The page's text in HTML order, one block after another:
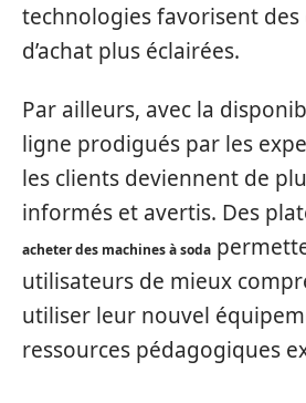
technologies favorisent des
d’achat plus éclairées.
Par ailleurs, avec la
ligne prodigués par les
les clients deviennent de
informés et avertis. Des
acheter des machines à soda
utilisateurs de mieux
utiliser leur nouvel
ressources pédagogiques